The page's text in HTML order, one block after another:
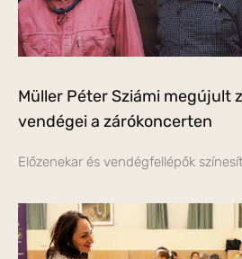
Müller Péter Sziámi megújult
vendégei a zárókoncerten
Előzenekar és vendégfellépők